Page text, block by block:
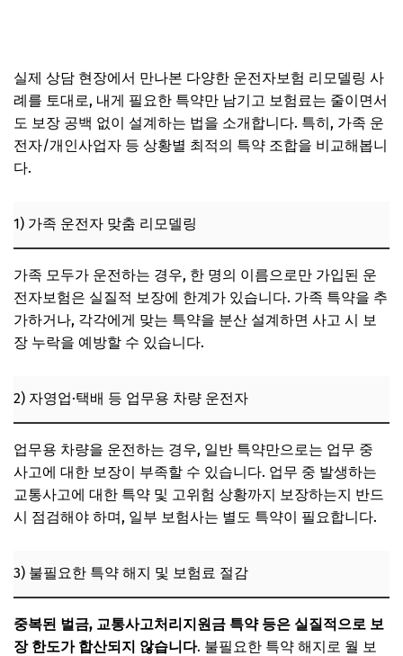
실제 상담 현장에서 만나본 다양한 운전자보험 리모델링 사
례를 토대로, 내게 필요한 특약만 남기고 보험료는 줄이면서
도 보장 공백 없이 설계하는 법을 소개합니다. 특히, 가족 운
전자/개인사업자 등 상황별 최적의 특약 조합을 비교해봅니
다.
1) 가족 운전자 맞춤 리모델링
가족 모두가 운전하는 경우, 한 명의 이름으로만 가입된 운
전자보험은 실질적 보장에 한계가 있습니다. 가족 특약을 추
가하거나, 각각에게 맞는 특약을 분산 설계하면 사고 시 보
장 누락을 예방할 수 있습니다.
2) 자영업·택배 등 업무용 차량 운전자
업무용 차량을 운전하는 경우, 일반 특약만으로는 업무 중
사고에 대한 보장이 부족할 수 있습니다. 업무 중 발생하는
교통사고에 대한 특약 및 고위험 상황까지 보장하는지 반드
시 점검해야 하며, 일부 보험사는 별도 특약이 필요합니다.
3) 불필요한 특약 해지 및 보험료 절감
중복된 벌금, 교통사고처리지원금 특약 등은 실질적으로 보
장 한도가 합산되지 않습니다. 불필요한 특약 해지로 월 보